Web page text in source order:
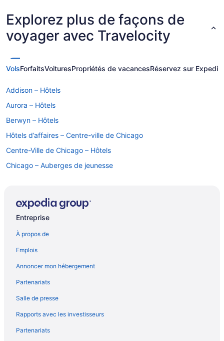
Explorez plus de façons de
voyager avec Travelocity
VolsForfaitsVoituresPropriétés de vacancesRéservez sur Expedia
Addison – Hôtels
Aurora – Hôtels
Berwyn – Hôtels
Hôtels d’affaires – Centre-ville de Chicago
Centre-Ville de Chicago – Hôtels
Chicago – Auberges de jeunesse
Chicago – Hôtels
Country Club Hills – Hôtels
Flossmoor – Hôtels
Gare centrale – Hôtels
John Hancock Center – Hôtels à proximité
Kenwood – Hôtels
Lake Forest – Hôtels
Destination Hotels – Merrionette Park
Entreprise
À propos de
Emplois
Annoncer mon hébergement
Partenariats
Salle de presse
Rapports avec les investisseurs
Partenariats